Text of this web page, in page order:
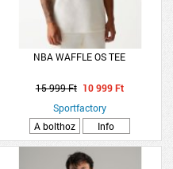
NBA WAFFLE OS TEE
15 999 Ft 10 999 Ft
Sportfactory
A bolthoz
Info